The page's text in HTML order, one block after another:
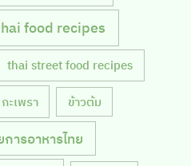
food recipes
thai street food recipes
กะเพรา ข้าวต้ม
การอาหารไทย